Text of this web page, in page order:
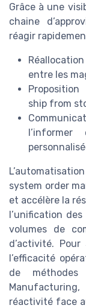
Grâce à une
chaine
réagir
entre les
ship from
system order
et accélère la
l’unification
volumes de
d’activité.
l’efficacité
de
réactivité face